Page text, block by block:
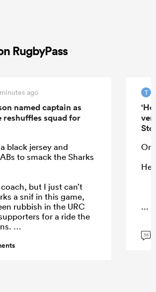
RugbyPass
ago
named captain as
reshuffles squad for
black jersey and
to smack the Sharks
but I just can’t
a snif in this game,
rubbish in the URC
for a ride the
T
On
He
...
56